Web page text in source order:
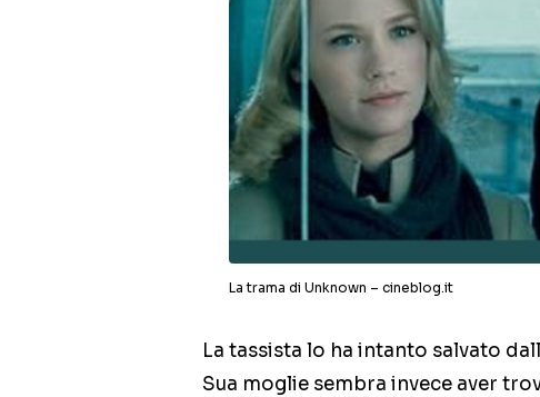
La trama di Unknown – cineblog.it
La tassista lo ha intanto salvato
Sua moglie sembra invece aver